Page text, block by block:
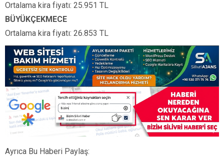
Ortalama kira fiyatı: 25.951 TL
BÜYÜKÇEKMECE
Ortalama kira fiyatı: 26.853 TL
Ayrıca Bu Haberi Paylaş: